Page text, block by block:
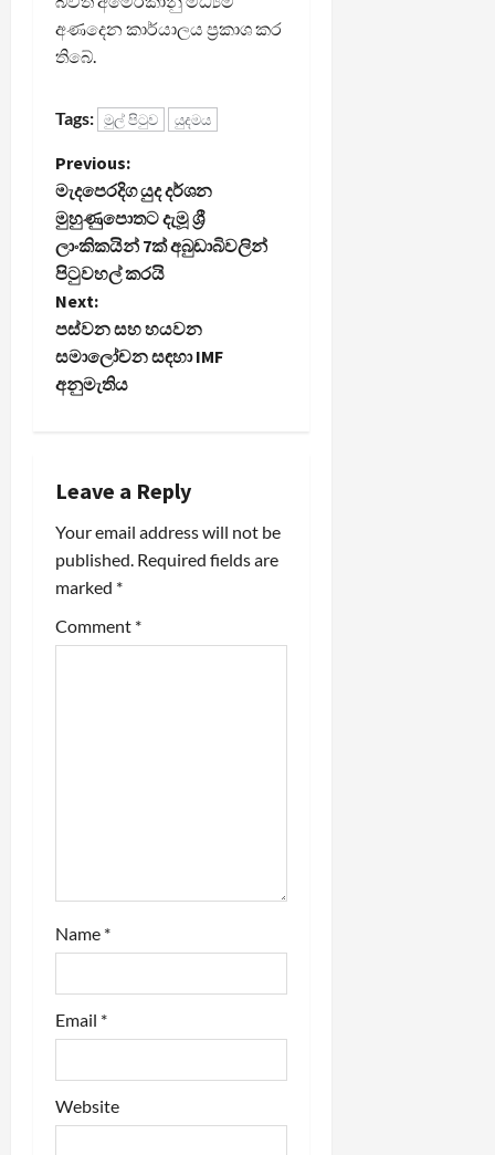
අණදෙන කාර්යාලය ප්‍රකාශ කර
තිබේ.
Tags: මුල් පිටුව යුදමය
P
o
s
t
n
a
i
g
a
t
Previous:
මැදපෙරදිග යුද දර්ශන
මුහුණුපොතට දැමූ ශ්‍රී
ලාංකිකයින් 7ක් අබුඩාබිවලින්
පිටුවහල් කරයි
Next:
පස්වන සහ හයවන
සමාලෝචන සඳහා IMF
අනුමැතිය
Leave a Reply
Your email address will not be
published. Required fields are
marked *
Comment *
Name *
Email *
Website